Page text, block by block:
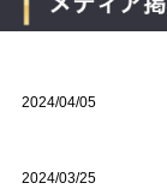
2024/04/05
2024/03/25